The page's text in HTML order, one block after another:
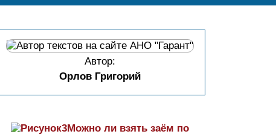
Автор:
Орлов Григорий
Можно ли взять заём по